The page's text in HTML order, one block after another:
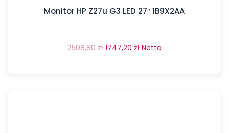
Monitor HP Z27u G3 LED 27″ 1B9X2AA
2508,80zł 1747,20 zł Netto